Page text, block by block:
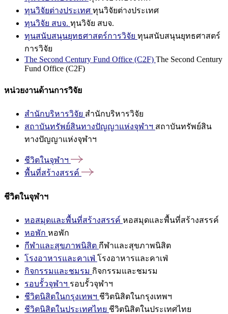
ทุนวิจัยต่างประเทศ ทุนวิจัยต่างประเทศ
ทุนวิจัย สบจ. ทุนวิจัย สบจ.
ทุนสนับสนุนยุทธศาสตร์การวิจัย ทุนสนับสนุนยุทธศาสตร์
การวิจัย
The Second Century Fund Office (C2F) The Second Century
Fund Office (C2F)
หน่วยงานด้านการวิจัย
สำนักบริหารวิจัย สำนักบริหารวิจัย
สถาบันทรัพย์สินทางปัญญาแห่งจุฬาฯ สถาบันทรัพย์สิน
ทางปัญญาแห่งจุฬาฯ
ชีวิตในจุฬาฯ
พื้นที่สร้างสรรค์
ชีวิตในจุฬาฯ
หอสมุดและพื้นที่สร้างสรรค์ หอสมุดและพื้นที่สร้างสรรค์
หอพัก หอพัก
กีฬาและสุขภาพนิสิต กีฬาและสุขภาพนิสิต
โรงอาหารและคาเฟ่ โรงอาหารและคาเฟ่
กิจกรรมและชมรม กิจกรรมและชมรม
รอบรั้วจุฬาฯ รอบรั้วจุฬาฯ
ชีวิตนิสิตในกรุงเทพฯ ชีวิตนิสิตในกรุงเทพฯ
ชีวิตนิสิตในประเทศไทย ชีวิตนิสิตในประเทศไทย